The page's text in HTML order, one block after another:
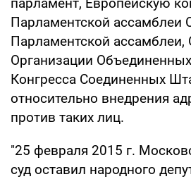
Парламентской ассамблеи
Парламентской ассамблеи,
Организации
Конгресса Соединенных
относительно внедрения
против таких лиц.
"25 февраля 2015 г.
суд оставил народного